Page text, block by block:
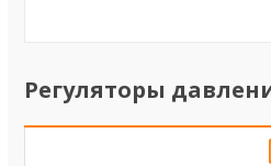
Регуляторы